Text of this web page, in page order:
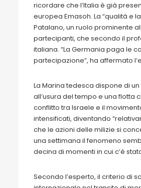
ricordare che l’Italia è già
europea Emasoh. La “qualità e
Patalano, un ruolo prominente
partecipanti, che secondo il
italiana. “La Germania paga le
partecipazione”, ha affermato
La Marina tedesca dispone di
all’usura del tempo e una flotta
conflitto tra Israele e il
intensificati, diventando
che le azioni delle milizie si
una settimana il fenomeno
decina di momenti in cui c’è
Secondo l’esperto, il criterio di